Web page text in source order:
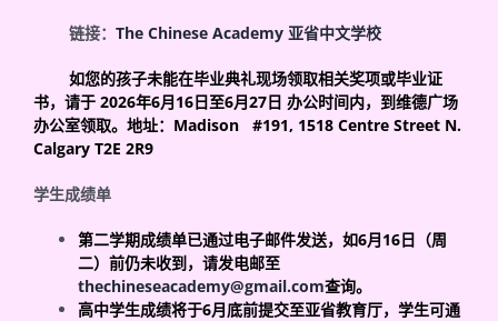
链接： The Chinese Academy 亚省中文学校
如您的孩子未能在毕业典礼现场领取相关奖项或毕业证
书，请于 2026年6月16日至6月27日 办公时间内，到维德广场
办公室领取。地址： Madison #191, 1518 Centre Street N.
Calgary T2E 2R9
学生成绩单
第二学期成绩单已通过电子邮件发送，如6月16日（周
二）前仍未收到，请发电邮至
thechineseacademy@gmail.com查询。
高中学生成绩将于6月底前提交至亚省教育厅，学生可通